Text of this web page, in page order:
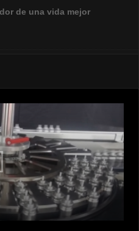
de una vida mejor
funcionalidad y rentabilidad
procesados!